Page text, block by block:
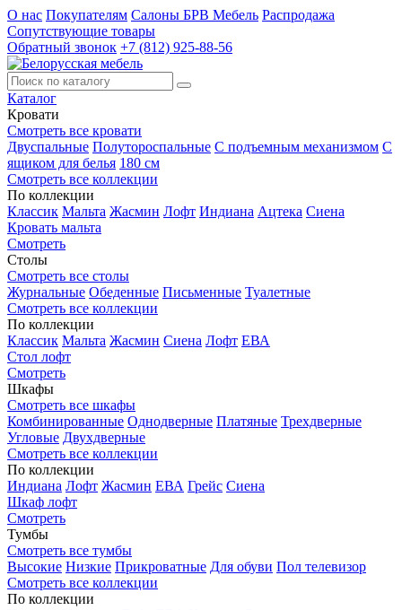
О нас Покупателям Салоны БРВ Мебель Распродажа
Сопутствующие товары
Обратный звонок +7 (812) 925-88-56
Каталог
Кровати
Смотреть все кровати
Двуспальные Полутороспальные С подъемным механизмом С
ящиком для белья 180 см
Смотреть все коллекции
По коллекции
Классик Мальта Жасмин Лофт Индиана Ацтека Сиена
Кровать мальта
Смотреть
Столы
Смотреть все столы
Журнальные Обеденные Письменные Туалетные
Смотреть все коллекции
По коллекции
Классик Мальта Жасмин Сиена Лофт ЕВА
Стол лофт
Смотреть
Шкафы
Смотреть все шкафы
Комбинированные Однодверные Платяные Трехдверные
Угловые Двухдверные
Смотреть все коллекции
По коллекции
Индиана Лофт Жасмин ЕВА Грейс Сиена
Шкаф лофт
Смотреть
Тумбы
Смотреть все тумбы
Высокие Низкие Прикроватные Для обуви Пол телевизор
Смотреть все коллекции
По коллекции